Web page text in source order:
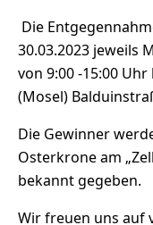
Die
30.03.2023 jeweils
von 9:00 -15:00
(Mosel)
Die Gewinner
Osterkrone am
bekannt gegeben.
Wir freuen uns auf